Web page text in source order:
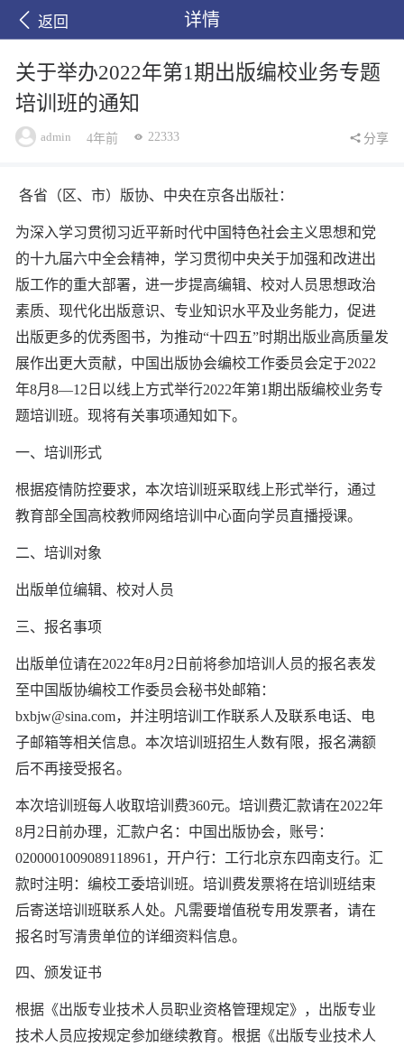
返回 详情
关于举办2022年第1期出版编校业务专题
培训班的通知
admin 4年前 22333 分享
各省（区、市）版协、中央在京各出版社：
为深入学习贯彻习近平新时代中国特色社会主义思想和党
的十九届六中全会精神，学习贯彻中央关于加强和改进出
版工作的重大部署，进一步提高编辑、校对人员思想政治
素质、现代化出版意识、 专业知识水平及业务能力， 促进
出版更多的优秀图书，为推动“十四五”时期出版业高质量发
展作出更大贡献，中国出版协会编校工作委员会定于2022
年8月 8—12 日以线上方式举行2022年第1期出版编校业务专
题培训班。现将有关事项通知如下。
一、培训形式
根据疫情防控要求，本次培训班采取线上形式举行，通过
教育部全国高校教师网络培训中心面向学员直播授课。
二、培训对象
出版单位编辑、校对人员
三、报名事项
出版单位请在2022年8月 2 日前将参加培训人员的报名表发
至中国版协编校工作委员会秘书处邮箱：
bxbjw@sina.com， 并注明培训工作联系人及联系电话、电
子邮箱等相关信息。本次培训班招生人数有限，报名满额
后不再接受报名。
本次培训班每人收取培训费360元。培训费汇款请在2022年
8月 2 日前办理，汇款户名：中国出版协会，账号：
0200001009089118961 ，开户行：工行北京东四南支行。汇
款时注明：编校工委培训班。培训费发票将在培训班结束
后寄送培训班联系人处。凡需要增值税专用发票者，请在
报名时写清贵单位的详细资料信息。
四、颁发证书
根据《出版专业技术人员职业资格管理规定》，出版专业
技术人员应按规定参加继续教育。根据《出版专业技术人